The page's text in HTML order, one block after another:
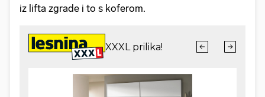
iz lifta zgrade i to s koferom.